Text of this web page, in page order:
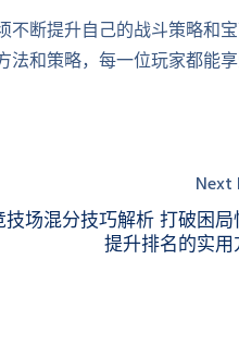
断提升自己的战斗策略和
和策略，每一位玩家都能
Next
技场混分技巧解析 打破困局
提升排名的实用